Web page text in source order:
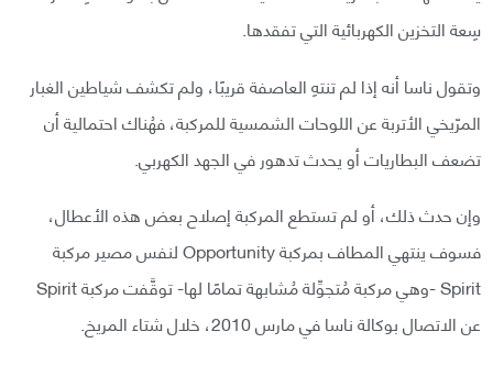
سِعة التخزين الكهربائية التي تفقدها.
وتقول ناسا أنه إذا لم تنتهِ العاصفة قريبًا، ولم تكشف شياطين الغبار
المرّيخي الأتربة عن اللوحات الشمسية للمركبة، فهُناك احتمالية أن
تضعف البطاريات أو يحدث تدهور في الجهد الكهربي.
وإن حدث ذلك، أو لم تستطع المركبة إصلاح بعض هذه الأعطال،
فسوف ينتهي المطاف بمركبة Opportunity لنفس مصير مركبة
Spirit -وهي مركبة مُتجوِّلة مُشابهة تمامًا لها- توقَّفت مركبة Spirit
عن الاتصال بوكالة ناسا في مارس 2010، خلال شتاء المريخ.